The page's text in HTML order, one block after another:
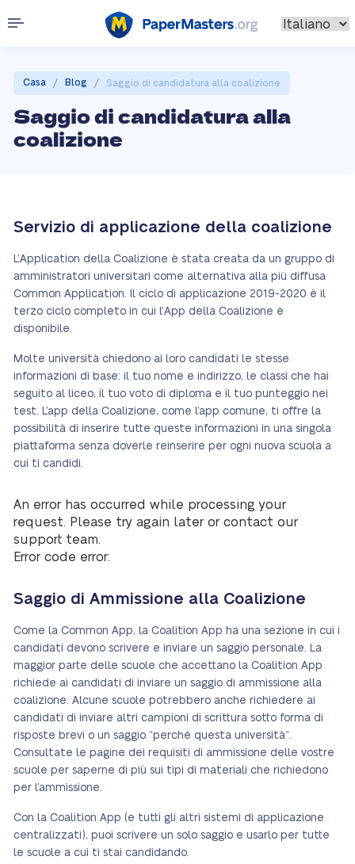
Casa / Blog / Saggio di candidatura alla coalizione
Saggio di candidatura alla
coalizione
Servizio di applicazione della coalizione
L’Application della Coalizione è stata creata da un gruppo di
amministratori universitari come alternativa alla più diffusa
Common Application. Il ciclo di applicazione 2019-2020 è il
terzo ciclo completo in cui l’App della Coalizione è
disponibile.
Molte università chiedono ai loro candidati le stesse
informazioni di base: il tuo nome e indirizzo, le classi che hai
seguito al liceo, il tuo voto di diploma e il tuo punteggio nei
test. L’app della Coalizione, come l’app comune, ti offre la
possibilità di inserire tutte queste informazioni in una singola
piattaforma senza doverle reinserire per ogni nuova scuola a
cui ti candidi.
An error has occurred while processing your
request. Please try again later or contact our
support team.
Error code error:
Saggio di Ammissione alla Coalizione
Come la Common App, la Coalition App ha una sezione in cui i
candidati devono scrivere e inviare un saggio personale. La
maggior parte delle scuole che accettano la Coalition App
richiede ai candidati di inviare un saggio di ammissione alla
coalizione. Alcune scuole potrebbero anche richiedere ai
candidati di inviare altri campioni di scrittura sotto forma di
risposte brevi o un saggio “perché questa università”.
Consultate le pagine dei requisiti di ammissione delle vostre
scuole per saperne di più sui tipi di materiali che richiedono
per l’ammissione.
Con la Coalition App (e tutti gli altri sistemi di applicazione
centralizzati), puoi scrivere un solo saggio e usarlo per tutte
le scuole a cui ti stai candidando.